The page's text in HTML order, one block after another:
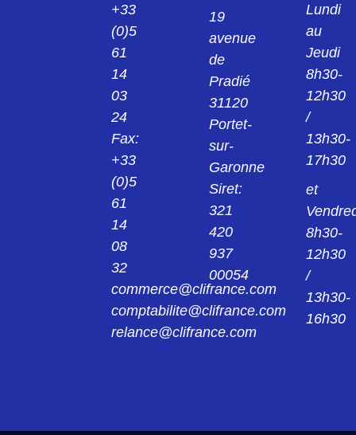
+33
(0)5
61
14
03
24
Fax:
+33
(0)5
61
14
08
32
commerce@clifrance.com
comptabilite@clifrance.com
relance@clifrance.com
19
avenue
de
Pradié
31120
Portet-
sur-
Garonne
Siret:
321
420
937
00054
Lundi
au
Jeudi
8h30-
12h30
/
13h30-
17h30
et
8h30-
12h30
/
13h30-
16h30